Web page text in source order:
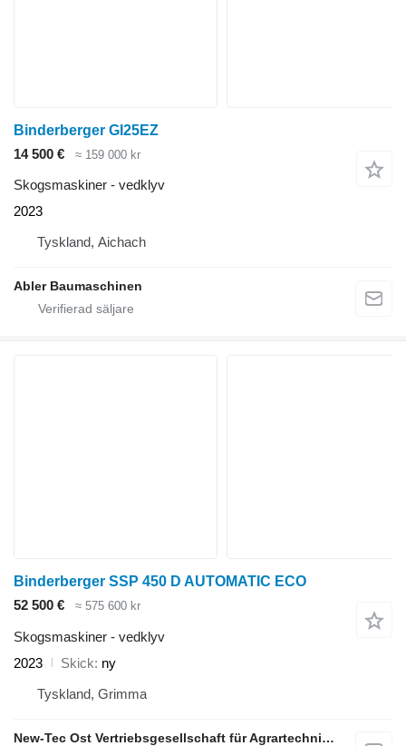
Binderberger GI25EZ
14 500 €
≈ 159 000 kr
Skogsmaskiner - vedklyv
2023
Tyskland, Aichach
Abler Baumaschinen
Binderberger SSP 450 D AUTOMATIC ECO
52 500 €
≈ 575 600 kr
Skogsmaskiner - vedklyv
2023
Skick ny
Tyskland, Grimma
New-Tec Ost Vertriebsgesellschaft für Agrartechnik mbH